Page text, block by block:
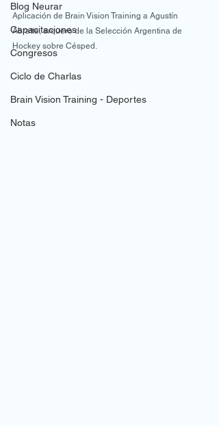
Blog Neurar
Capacitaciones
Congresos
Ciclo de Charlas
Brain Vision Training - Deportes
Notas
Aplicación de Brain Vision Training a Agustín
Abratte, arquero de la Selección Argentina de
Hockey sobre Césped.